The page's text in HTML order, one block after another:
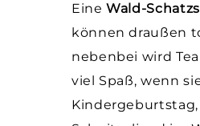
EineWald-
können draußen
nebenbei wird
viel Spaß, wenn